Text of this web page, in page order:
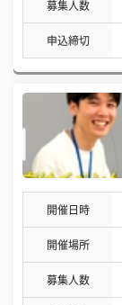
募集人数
申込締切
開催日時
開催場所
募集人数